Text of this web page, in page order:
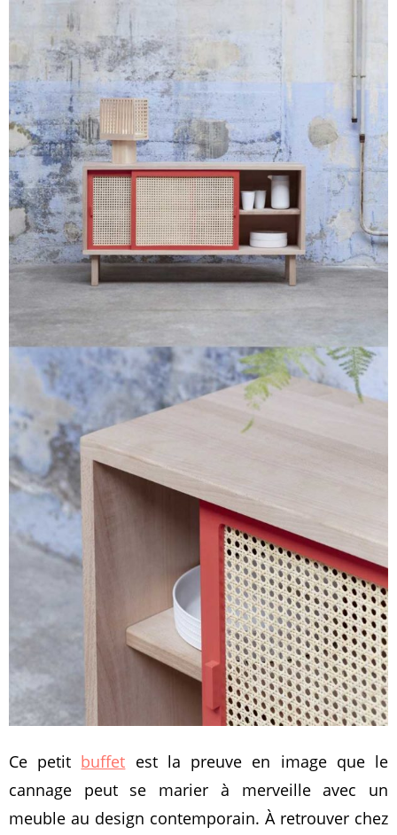
Ce petit buffet est la preuve en image que le
cannage peut se marier à merveille avec un
meuble au design contemporain. À retrouver chez